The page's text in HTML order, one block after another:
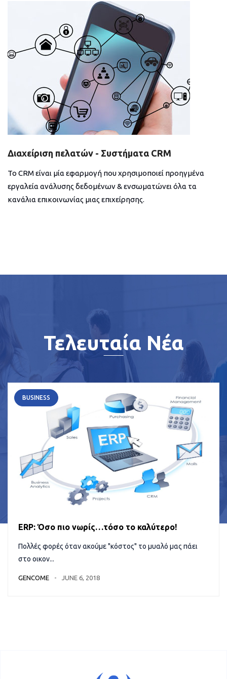
Διαχείριση πελατών - Συστήματα CRM
Το CRM είναι μία εφαρμογή που χρησιμοποιεί προηγμένα
εργαλεία ανάλυσης δεδομένων & ενσωματώνει όλα τα
κανάλια επικοινωνίας μιας επιχείρησης.
Τελευταία Νέα
BUSINESS
ERP: Όσο πιο νωρίς…τόσο το καλύτερο!
Πολλές φορές όταν ακούμε "κόστος" το μυαλό μας πάει
στο οικον...
GENCOME JUNE 6, 2018